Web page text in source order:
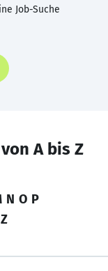
Job-Suche
A bis Z
N O P
Z